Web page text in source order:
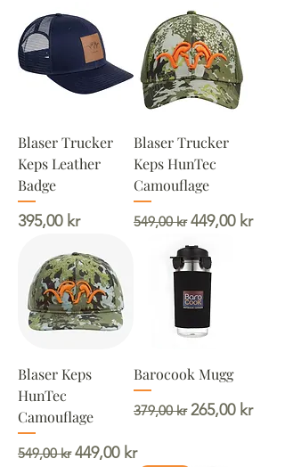
Blaser Trucker
Keps Leather
Badge
Pris
395,00 kr
Blaser Trucker
Keps HunTec
Camouflage
Ordinarie pris
549,00 kr Reapris
449,00 kr
Blaser Keps
HunTec
Camouflage
Ordinarie pris
549,00 kr Reapris
449,00 kr
Barocook Mugg
Ordinarie pris
379,00 kr Reapris
265,00 kr